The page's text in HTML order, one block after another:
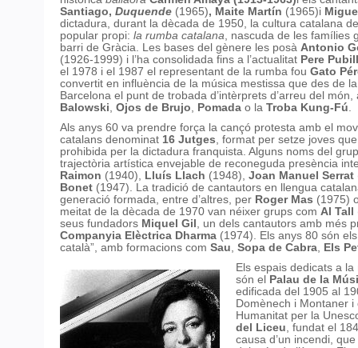
Santiago, Duquende (1965), Maite Martín (1965)i
dictadura, durant la dècada de 1950, la cultura catalana
popular propi: la rumba catalana, nascuda de les famílies
barri de Gràcia. Les bases del gènere les posà Antonio
(1926-1999) i l’ha consolidada fins a l’actualitat Pere
el 1978 i el 1987 el representant de la rumba fou Gato
convertit en influència de la música mestissa que des de
Barcelona el punt de trobada d’intèrprets d’arreu del
Balowski, Ojos de Brujo, Pomada o la Troba Kung-Fú.
Als anys 60 va prendre força la cançó protesta amb el
catalans denominat 16 Jutges, format per setze joves
prohibida per la dictadura franquista. Alguns noms del
trajectòria artística envejable de reconeguda presència
Raimon (1940), Lluís Llach (1948), Joan Manuel Serrat
Bonet (1947). La tradició de cantautors en llengua
generació formada, entre d’altres, per Roger Mas (1975)
meitat de la dècada de 1970 van néixer grups com Al Tall
seus fundadors Miquel Gil , un dels cantautors amb més
Companyia Elèctrica Dharma (1974). Els anys 80 són
català”, amb formacions com Sau, Sopa de Cabra, Els
Els espais dedicats a
són el
Palau de la
edificada del 1905 al
Domènech i Montaner
Humanitat per la
del Liceu, fundat el
causa d’un incendi,